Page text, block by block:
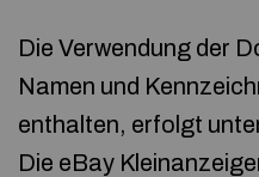
Die Verwendung der
Namen und
enthalten, erfolgt
Die eBay